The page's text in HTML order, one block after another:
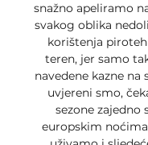
snažno apeliramo
svakog oblika
korištenja
teren, jer samo
navedene kazne na
uvjereni smo,
sezone zajedno
europskim